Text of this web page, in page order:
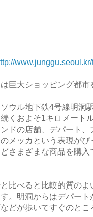
巨大ショッピング都
ウル地下鉄4号線明洞
くおよそ1キロメート
ドの店舗、デパート
メッカという表現が
さまざまな商品を購
比べると比較的質の
。明洞からはデパー
などが歩いてすぐのと